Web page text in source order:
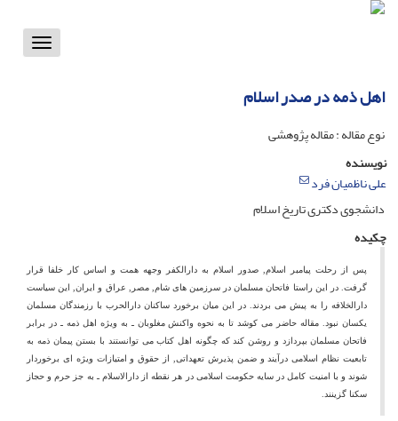
Toggle
اهل ذمه در صدر اسلام
نوع مقاله : مقاله پژوهشی
نویسنده
علی ناظمیان فرد
دانشجوى دکترى تاریخ اسلام
چکیده
پس از رحلت پیامبر اسلام, صدور اسلام به دارالکفر وجهه همت و اساس کار خلفا قرار
گرفت. در این راستا فاتحان مسلمان در سرزمین هاى شام, مصر, عراق و ایران, این سیاست
دارالخلافه را به پیش مى بردند. در این میان برخورد ساکنان دارالحرب با رزمندگان مسلمان
یکسان نبود. مقاله حاضر مى کوشد تا به نحوه واکنش مغلوبان ـ به ویژه اهل ذمه ـ در برابر
فاتحان مسلمان بپردازد و روشن کند که چگونه اهل کتاب مى توانستند با بستن پیمان ذمه به
تابعیت نظام اسلامى درآیند و ضمن پذیرش تعهداتى, از حقوق و امتیازات ویژه اى برخوردار
شوند و با امنیت کامل در سایه حکومت اسلامى در هر نقطه از دارالاسلام ـ به جز حرم و حجاز
سکنا گزینند.